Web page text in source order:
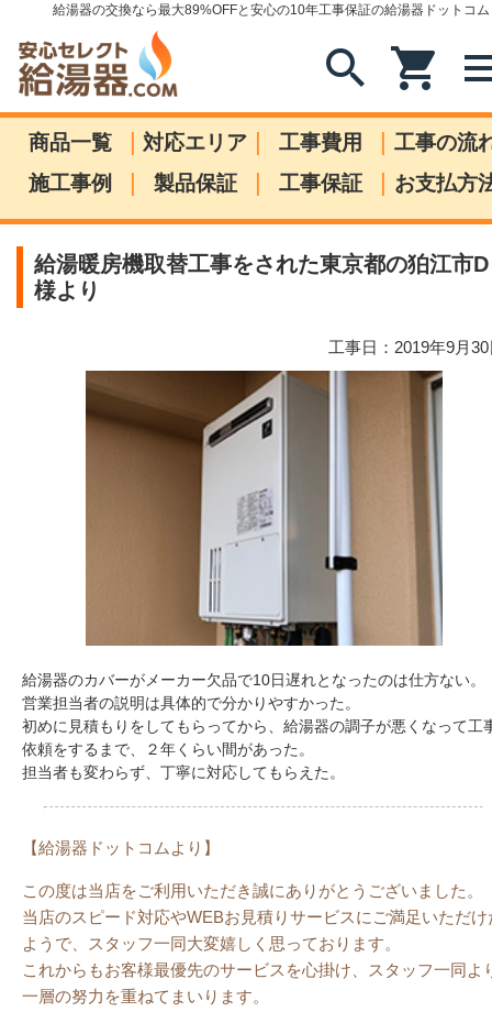
給湯器の交換なら最大89%OFFと安心の10年工事保証の給湯器ドットコム
search shopping_cart
商品一覧 | 対応エリア | 工事費用 | 工事の流
施工事例
| 製品保証 | 工事保証 | お支払方
給湯暖房機取替工事をされた東京都の狛江市D
様より
工事日：2019年9月
給湯器のカバーがメーカー欠品で10日遅れとなったのは仕方ない。
営業担当者の説明は具体的で分かりやすかった。
初めに見積もりをしてもらってから、給湯器の調子が悪くなって工
依頼をするまで、２年くらい間があった。
担当者も変わらず、丁寧に対応してもらえた。
【給湯器ドットコムより】
この度は当店をご利用いただき誠にありがとうございました。
当店のスピード対応やWEBお見積りサービスにご満足いただけ
ようで、スタッフ一同大変嬉しく思っております。
これからもお客様最優先のサービスを心掛け、スタッフ一同よ
一層の努力を重ねてまいります。